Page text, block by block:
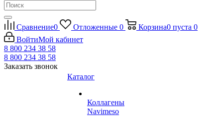
Сравнение0 Отложенные 0 Корзина0 пуста 0
ВойтиМой кабинет
8 800 234 38 58
8 800 234 38 58
Заказать звонок
Каталог
Коллагены
Navimeso